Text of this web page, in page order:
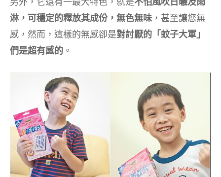
另外，它還有一最大特色，就是不怕風吹日曬及雨
淋，可穩定的釋放其成份，無色無味 ，甚至讓您無
感，然而，這樣的無感卻是對討厭的「蚊子大軍」
們是超有感的 。